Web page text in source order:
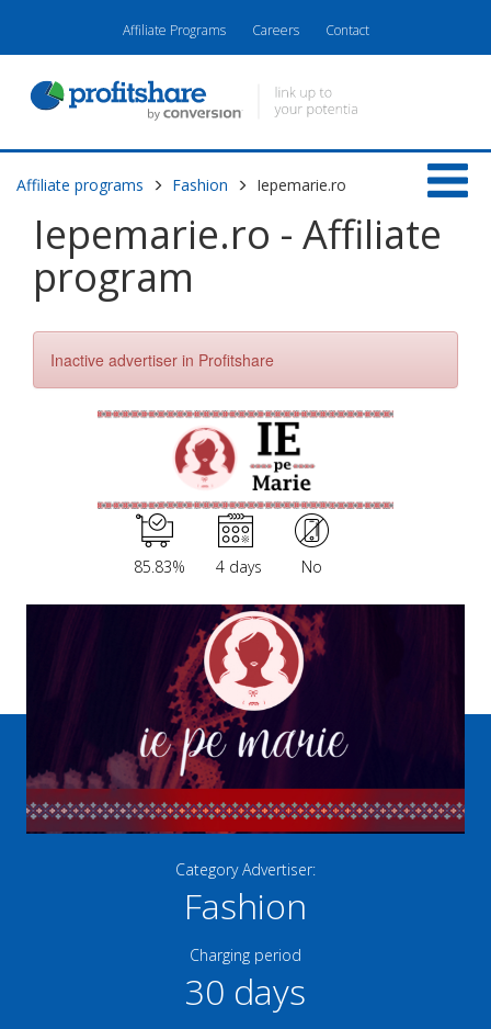
Affiliate Programs Careers Contact
Affiliate programs Fashion Iepemarie.ro
Iepemarie.ro - Affiliate
program
Inactive advertiser in Profitshare
85.83% 4 days No
Category Advertiser:
Fashion
Charging period
30 days